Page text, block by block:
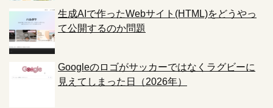
生成AIで作ったWebサイト(HTML)をどうやっ
て公開するのか問題
Googleのロゴがサッカーではなくラグビーに
見えてしまった日（2026年）